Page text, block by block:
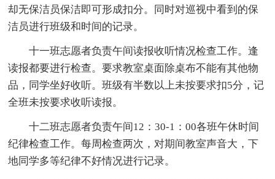
却无保洁员保洁即可形成扣分。同时对巡视中看到的保
洁员进行班级和时间的记录。
十一班志愿者负责午间读报收听情况检查工作。逢
读报都要进行检查。要求教室桌面除桌布不能有其他物
品，同学坐好收听。班级有半数以上未按要求扣5分，记
全班未按要求收听读报。
十二班志愿者负责午间12：30-1：00各班午休时间
纪律检查工作。每周检查两次，对期间教室声音大，下
地同学多等纪律不好情况进行记录。